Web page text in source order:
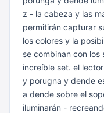
z - la cabeza y las
permitirán capturar
los colores y la
se combinan con los
increíble set. el
y porugna y dende
a dende sobre el
iluminarán -